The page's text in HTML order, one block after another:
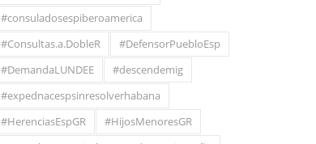
#consuladosespiberoamerica
#Consultas.a.DobleR
#DefensorPuebloEsp
#DemandaLUNDEE
#descendemig
#expednacespsinresolverhabana
#HerenciasEspGR
#HijosMenoresGR